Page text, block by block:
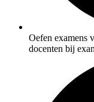
Oefen examens
docenten bij